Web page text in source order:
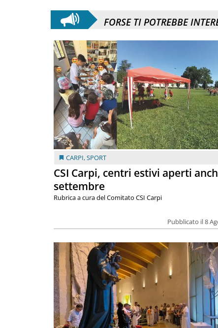
FORSE TI POTREBBE
CARPI,SPORT
CSI Carpi, centri estivi aperti
settembre
Pubblicato il 8
Rubrica a cura del Comitato CSI Carpi